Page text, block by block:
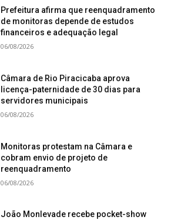
Prefeitura afirma que reenquadramento
de monitoras depende de estudos
financeiros e adequação legal
06/08/2026
Câmara de Rio Piracicaba aprova
licença-paternidade de 30 dias para
servidores municipais
06/08/2026
Monitoras protestam na Câmara e
cobram envio de projeto de
reenquadramento
06/08/2026
João Monlevade recebe pocket-show